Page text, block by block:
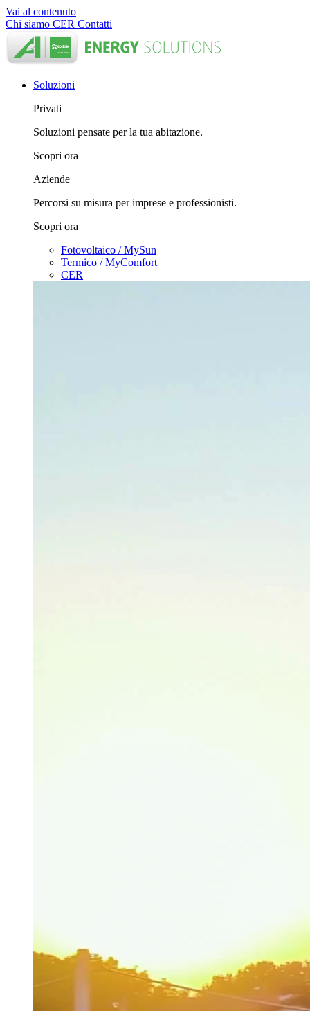
Vai al contenuto
Chi siamo CER Contatti
Soluzioni
Privati
Soluzioni pensate per la tua abitazione.
Scopri ora
Aziende
Percorsi su misura per imprese e professionisti.
Scopri ora
Fotovoltaico / MySun
Termico / MyComfort
CER